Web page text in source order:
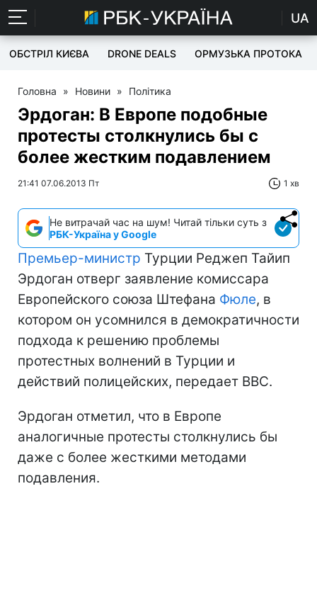
UA
ОБСТРІЛ КИЄВА DRONE DEALS ОРМУЗЬКА ПРОТОКА
Головна » Новини » Політика
Эрдоган: В Европе подобные
протесты столкнулись бы с
более жестким подавлением
21:41 07.06.2013 Пт 1 хв
Не витрачай час на шум! Читай тільки суть з
РБК-Україна у Google
Премьер-министр Турции Реджеп Тайип
Эрдоган отверг заявление комиссара
Европейского союза Штефана Фюле, в
котором он усомнился в демократичности
подхода к решению проблемы
протестных волнений в Турции и
действий полицейских, передает ВВС.
Эрдоган отметил, что в Европе
аналогичные протесты столкнулись бы
даже с более жесткими методами
подавления.